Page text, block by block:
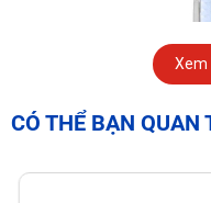
Xem
CÓ THỂ BẠN QUAN